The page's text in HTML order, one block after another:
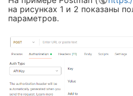
на рисунках 1 и 2 показаны
параметров.